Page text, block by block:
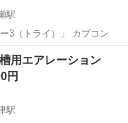
駅
3（トライ）」 カプコン
河瀬駅
用エアレーション
円
駅